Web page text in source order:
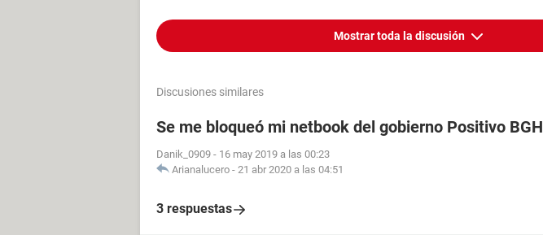
Mostrar toda la discusión
Discusiones similares
Se me bloqueó mi netbook del gobierno Positivo BGH
Danik_0909 - 16 may 2019 a las 00:23
Arianalucero - 21 abr 2020 a las 04:51
3 respuestas